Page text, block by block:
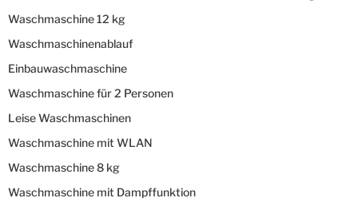
Waschmaschine 12 kg
Waschmaschinenablauf
Einbauwaschmaschine
Waschmaschine für 2 Personen
Leise Waschmaschinen
Waschmaschine mit WLAN
Waschmaschine 8 kg
Waschmaschine mit Dampffunktion